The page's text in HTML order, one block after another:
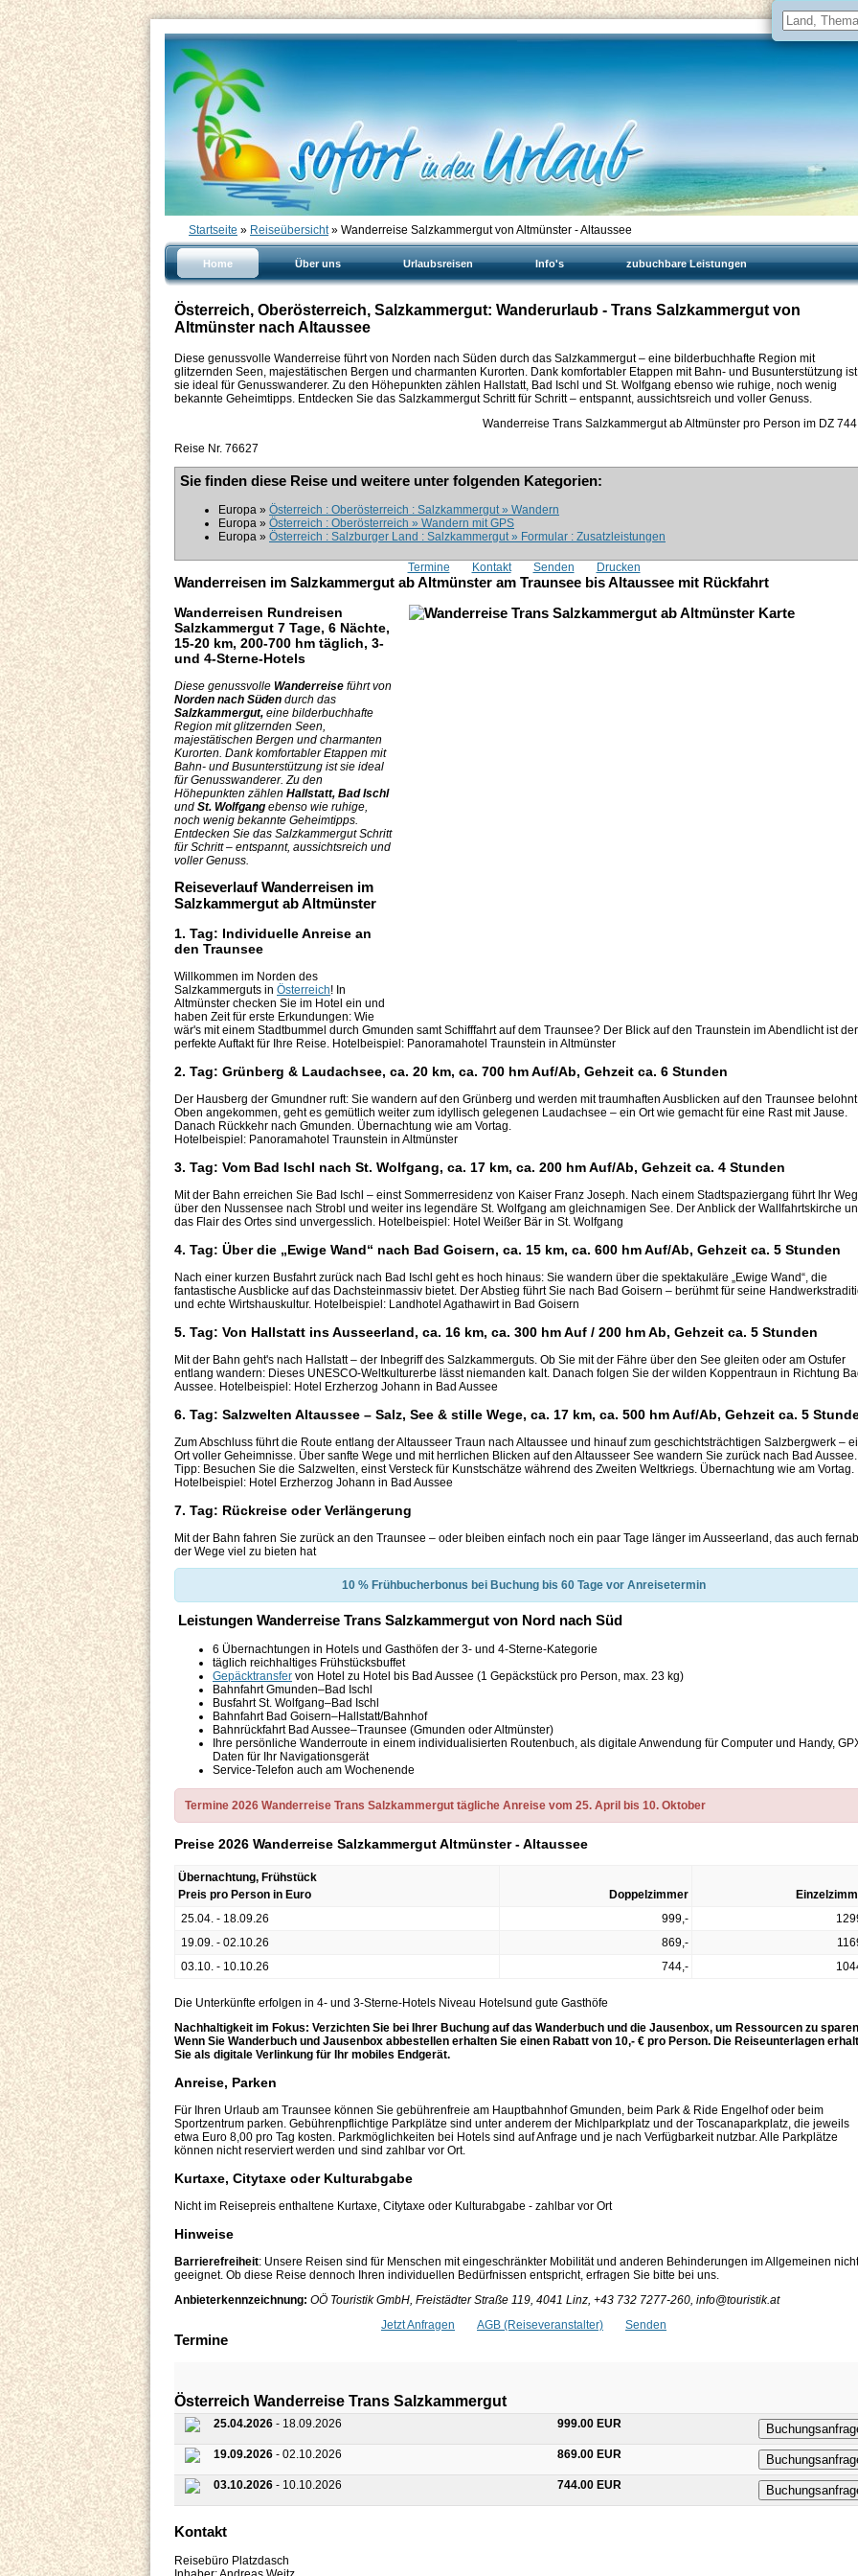
Startseite » Reiseübersicht» Wanderreise Salzkammergut von Altmünster - Altaussee
Home Über uns Urlaubsreisen Info's zubuchbare Leistungen
Österreich, Oberösterreich, Salzkammergut: Wanderurlaub - Trans Salzkammergut von
Altmünster nach Altaussee
Diese genussvolle Wanderreise führt von Norden nach Süden durch das Salzkammergut – eine bilderbuchhafte Region mit
glitzernden Seen, majestätischen Bergen und charmanten Kurorten. Dank komfortabler Etappen mit Bahn- und Busunterstützung ist
sie ideal für Genusswanderer. Zu den Höhepunkten zählen Hallstatt, Bad Ischl und St. Wolfgang ebenso wie ruhige, noch wenig
bekannte Geheimtipps. Entdecken Sie das Salzkammergut Schritt für Schritt – entspannt, aussichtsreich und voller Genuss.
Wanderreise Trans Salzkammergut ab Altmünster pro Person im DZ
Reise Nr. 76627
Sie finden diese Reise und weitere unter folgenden Kategorien:
Europa » Österreich : Oberösterreich : Salzkammergut » Wandern
Europa » Österreich : Oberösterreich » Wandern mit GPS
Europa » Österreich : Salzburger Land : Salzkammergut » Formular : Zusatzleistungen
Termine Kontakt Senden Drucken
Wanderreisen im Salzkammergut ab Altmünster am Traunsee bis Altaussee mit Rückfahrt
Wanderreisen Rundreisen
Salzkammergut 7 Tage, 6 Nächte,
15-20 km, 200-700 hm täglich, 3-
und 4-Sterne-Hotels
Diese genussvolle Wanderreise führt von
Norden nach Süden durch das
Salzkammergut, eine bilderbuchhafte
Region mit glitzernden Seen,
majestätischen Bergen und charmanten
Kurorten. Dank komfortabler Etappen mit
Bahn- und Busunterstützung ist sie ideal
für Genusswanderer. Zu den
Höhepunkten zählen Hallstatt, Bad Ischl
und St. Wolfgang ebenso wie ruhige,
noch wenig bekannte Geheimtipps.
Entdecken Sie das Salzkammergut Schritt
für Schritt – entspannt, aussichtsreich und
voller Genuss.
Reiseverlauf Wanderreisen im
Salzkammergut ab Altmünster
1. Tag: Individuelle Anreise an
den Traunsee
Willkommen im Norden des
Salzkammerguts in Österreich! In
Altmünster checken Sie im Hotel ein und
haben Zeit für erste Erkundungen: Wie
wär's mit einem Stadtbummel durch Gmunden samt Schifffahrt auf dem Traunsee? Der Blick auf den Traunstein im Abendlicht ist der
perfekte Auftakt für Ihre Reise. Hotelbeispiel: Panoramahotel Traunstein in Altmünster
2. Tag: Grünberg & Laudachsee, ca. 20 km, ca. 700 hm Auf/Ab, Gehzeit ca. 6 Stunden
Der Hausberg der Gmundner ruft: Sie wandern auf den Grünberg und werden mit traumhaften Ausblicken auf den Traunsee
Oben angekommen, geht es gemütlich weiter zum idyllisch gelegenen Laudachsee – ein Ort wie gemacht für eine Rast mit Jause.
Danach Rückkehr nach Gmunden. Übernachtung wie am Vortag.
Hotelbeispiel: Panoramahotel Traunstein in Altmünster
3. Tag: Vom Bad Ischl nach St. Wolfgang, ca. 17 km, ca. 200 hm Auf/Ab, Gehzeit ca. 4 Stunden
Mit der Bahn erreichen Sie Bad Ischl – einst Sommerresidenz von Kaiser Franz Joseph. Nach einem Stadtspaziergang führt Ihr Weg
über den Nussensee nach Strobl und weiter ins legendäre St. Wolfgang am gleichnamigen See. Der Anblick der Wallfahrtskirche
das Flair des Ortes sind unvergesslich. Hotelbeispiel: Hotel Weißer Bär in St. Wolfgang
4. Tag: Über die „Ewige Wand“ nach Bad Goisern, ca. 15 km, ca. 600 hm Auf/Ab, Gehzeit ca. 5 Stunden
Nach einer kurzen Busfahrt zurück nach Bad Ischl geht es hoch hinaus: Sie wandern über die spektakuläre „Ewige Wand“, die
fantastische Ausblicke auf das Dachsteinmassiv bietet. Der Abstieg führt Sie nach Bad Goisern – berühmt für seine
und echte Wirtshauskultur. Hotelbeispiel: Landhotel Agathawirt in Bad Goisern
5. Tag: Von Hallstatt ins Ausseerland, ca. 16 km, ca. 300 hm Auf / 200 hm Ab, Gehzeit ca. 5 Stunden
Mit der Bahn geht's nach Hallstatt – der Inbegriff des Salzkammerguts. Ob Sie mit der Fähre über den See gleiten oder am Ostufer
entlang wandern: Dieses UNESCO-Weltkulturerbe lässt niemanden kalt. Danach folgen Sie der wilden Koppentraun in Richtung
Aussee. Hotelbeispiel: Hotel Erzherzog Johann in Bad Aussee
6. Tag: Salzwelten Altaussee – Salz, See & stille Wege, ca. 17 km, ca. 500 hm Auf/Ab, Gehzeit ca. 5
Zum Abschluss führt die Route entlang der Altausseer Traun nach Altaussee und hinauf zum geschichtsträchtigen Salzbergwerk –
Ort voller Geheimnisse. Über sanfte Wege und mit herrlichen Blicken auf den Altausseer See wandern Sie zurück nach Bad Aussee.
Tipp: Besuchen Sie die Salzwelten, einst Versteck für Kunstschätze während des Zweiten Weltkriegs. Übernachtung wie am Vortag.
Hotelbeispiel: Hotel Erzherzog Johann in Bad Aussee
7. Tag: Rückreise oder Verlängerung
Mit der Bahn fahren Sie zurück an den Traunsee – oder bleiben einfach noch ein paar Tage länger im Ausseerland, das auch fernab
der Wege viel zu bieten hat
10 % Frühbucherbonus bei Buchung bis 60 Tage vor Anreisetermin
Leistungen Wanderreise Trans Salzkammergut von Nord nach Süd
6 Übernachtungen in Hotels und Gasthöfen der 3- und 4-Sterne-Kategorie
täglich reichhaltiges Frühstücksbuffet
Gepäcktransfer von Hotel zu Hotel bis Bad Aussee (1 Gepäckstück pro Person, max. 23 kg)
Bahnfahrt Gmunden–Bad Ischl
Busfahrt St. Wolfgang–Bad Ischl
Bahnfahrt Bad Goisern–Hallstatt/Bahnhof
Bahnrückfahrt Bad Aussee–Traunsee (Gmunden oder Altmünster)
Ihre persönliche Wanderroute in einem individualisierten Routenbuch, als digitale Anwendung für Computer und Handy,
Daten für Ihr Navigationsgerät
Service-Telefon auch am Wochenende
Termine 2026 Wanderreise Trans Salzkammergut tägliche Anreise vom 25. April bis 10. Oktober
Preise 2026 Wanderreise Salzkammergut Altmünster - Altaussee
Übernachtung, Frühstück
Preis pro Person in Euro
Doppelzimmer
25.04. - 18.09.26
999,-
19.09. - 02.10.26
869,-
03.10. - 10.10.26
744,-
Die Unterkünfte erfolgen in 4- und 3-Sterne-Hotels Niveau Hotelsund gute Gasthöfe
Nachhaltigkeit im Fokus: Verzichten Sie bei Ihrer Buchung auf das Wanderbuch und die Jausenbox, um Ressourcen zu
Wenn Sie Wanderbuch und Jausenbox abbestellen erhalten Sie einen Rabatt von 10,- € pro Person. Die Reiseunterlagen
Sie als digitale Verlinkung für Ihr mobiles Endgerät.
Anreise, Parken
Für Ihren Urlaub am Traunsee können Sie gebührenfreie am Hauptbahnhof Gmunden, beim Park & Ride Engelhof oder beim
Sportzentrum parken. Gebührenpflichtige Parkplätze sind unter anderem der Michlparkplatz und der Toscanaparkplatz, die jeweils
etwa Euro 8,00 pro Tag kosten. Parkmöglichkeiten bei Hotels sind auf Anfrage und je nach Verfügbarkeit nutzbar. Alle Parkplätze
können nicht reserviert werden und sind zahlbar vor Ort.
Kurtaxe, Citytaxe oder Kulturabgabe
Nicht im Reisepreis enthaltene Kurtaxe, Citytaxe oder Kulturabgabe - zahlbar vor Ort
Hinweise
Barrierefreiheit: Unsere Reisen sind für Menschen mit eingeschränkter Mobilität und anderen Behinderungen im Allgemeinen nicht
geeignet. Ob diese Reise dennoch Ihren individuellen Bedürfnissen entspricht, erfragen Sie bitte bei uns.
Anbieterkennzeichnung: OÖ Touristik GmbH, Freistädter Straße 119, 4041 Linz, +43 732 7277-260, info@touristik.at
Jetzt Anfragen
AGB (Reiseveranstalter) Senden
Termine
Österreich Wanderreise Trans Salzkammergut
25.04.2026 - 18.09.2026 999.00 EUR
19.09.2026 - 02.10.2026 869.00 EUR
03.10.2026 - 10.10.2026 744.00 EUR
Kontakt
Reisebüro Platzdasch